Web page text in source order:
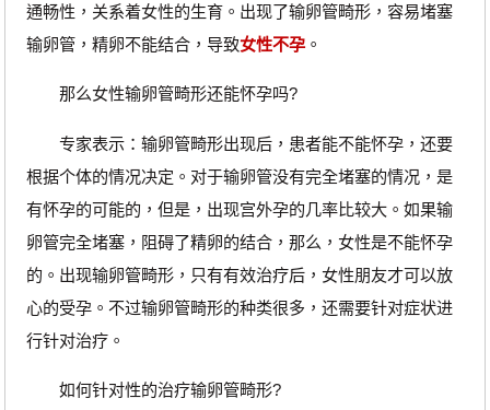
通畅性，关系着女性的生育。出现了输卵管畸形，容易堵塞
输卵管，精卵不能结合，导致女性不孕。
那么女性输卵管畸形还能怀孕吗?
专家表示：输卵管畸形出现后，患者能不能怀孕，还要
根据个体的情况决定。对于输卵管没有完全堵塞的情况，是
有怀孕的可能的，但是，出现宫外孕的几率比较大。如果输
卵管完全堵塞，阻碍了精卵的结合，那么，女性是不能怀孕
的。出现输卵管畸形，只有有效治疗后，女性朋友才可以放
心的受孕。不过输卵管畸形的种类很多，还需要针对症状进
行针对治疗。
如何针对性的治疗输卵管畸形?